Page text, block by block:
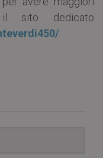
il sito dedicato